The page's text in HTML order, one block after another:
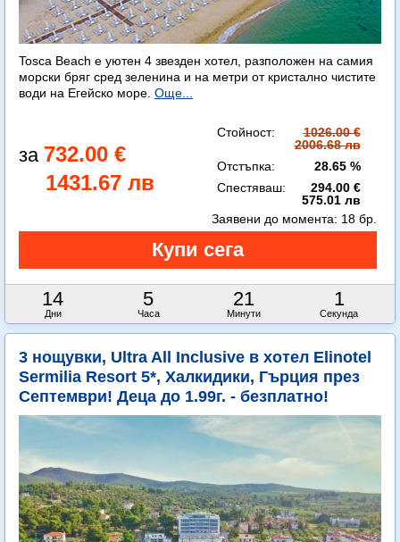
Tosca Beach е уютен 4 звезден хотел, разположен на самия
морски бряг сред зеленина и на метри от кристално чистите
води на Егейско море. Още...
732.00 €
1431.67 лв
Стойност:
1026.00 €
2006.68 лв
Отстъпка:
28.65 %
Спестяваш:
294.00 €
575.01 лв
14
Дни
5
Часа
20
Минути
59
Секунди
Заявени до момента: 18 бр.
3 нощувки, Ultra All Inclusive в хотел Elinotel
Sermilia Resort 5*, Халкидики, Гърция през
Септември! Деца до 1.99г. - безплатно!